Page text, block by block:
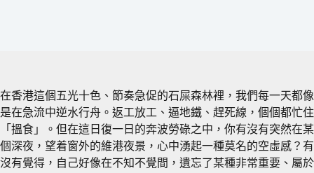
在香港這個五光十色、節奏急促的石屎森林裡，我們每一天都像
是在急流中逆水行舟。返工放工、逼地鐵、趕死線，個個都忙住
「搵食」。但在這日復一日的奔波勞碌之中，你有沒有突然在某
個深夜，望着窗外的維港夜景，心中湧起一種莫名的空虛感？有
沒有覺得，自己好像在不知不覺間，遺忘了某種非常重要、屬於